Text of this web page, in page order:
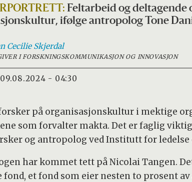
Feltarbeid og deltagende
ifølge antropolog Tone
Cecilie Skjerdal
I FORSKNINGSKOMMUNIKASJON OG INNOVASJON
09.08.2024 - 04:30
på organisasjonskultur i mektige
som forvalter makta. Det er faglig
og antropolog ved Institutt for
har kommet tett på Nicolai Tangen.
fond, et fond som eier nesten to prosent